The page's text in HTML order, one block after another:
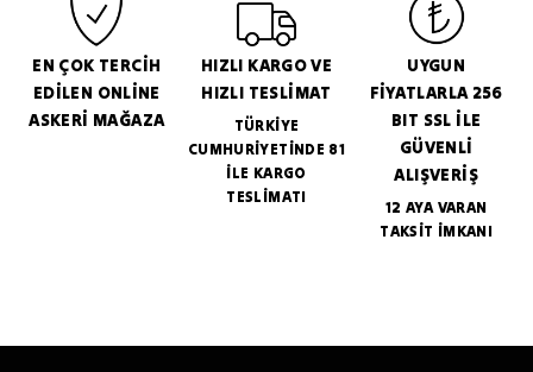
EN ÇOK TERCİH
EDİLEN ONLİNE
ASKERİ MAĞAZA
HIZLI KARGO VE
HIZLI TESLİMAT
TÜRKİYE
CUMHURİYETİNDE 81
İLE KARGO
TESLİMATI
UYGUN
FİYATLARLA 256
BIT SSL İLE
GÜVENLİ
ALIŞVERİŞ
12 AYA VARAN
TAKSİT İMKANI